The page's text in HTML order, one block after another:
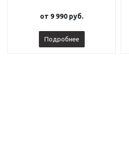
от 9 990 руб.
Подробнее